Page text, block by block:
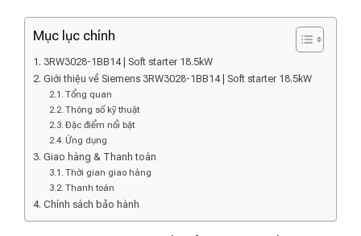
Mục lục chính
3RW3028-1BB14 | Soft starter 18.5kW
Giới thiệu về Siemens 3RW3028-1BB14 | Soft starter 18.5kW
Tổng quan
Thông số kỹ thuật
Đặc điểm nổi bật
Ứng dụng
Giao hàng & Thanh toán
Thời gian giao hàng
Thanh toán
Chính sách bảo hành